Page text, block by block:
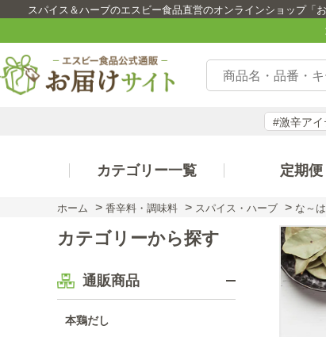
スパイス＆ハーブのエスビー食品直営のオンラインショップ「お
#激辛アイ
カテゴリー一覧 定期便
ホーム > 香辛料・調味料 > スパイス・ハーブ > な～
カテゴリーから探す
通販商品
本鶏だし